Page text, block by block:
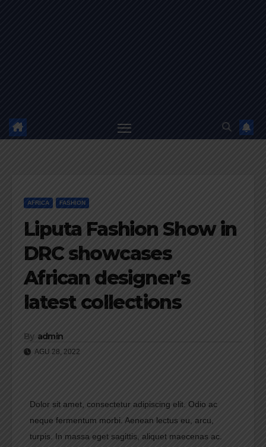
AFRICA FASHION
Liputa Fashion Show in
DRC showcases
African designer’s
latest collections
By admin
AGU 28, 2022
Dolor sit amet, consectetur adipiscing elit. Odio ac
neque fermentum morbi. Aenean lectus eu, arcu,
turpis. In massa eget sagittis, aliquet maecenas ac.